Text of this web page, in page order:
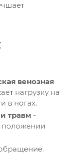
венозная
нагрузку на
в ногах.
травм -